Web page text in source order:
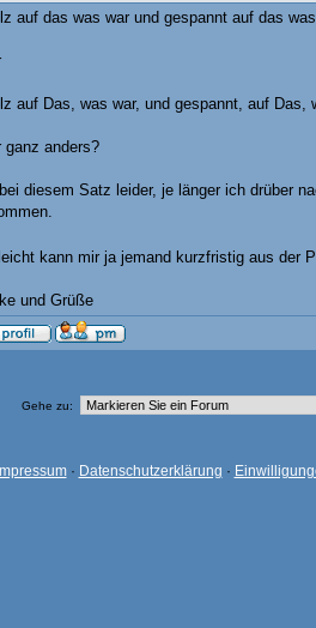
auf das was war und gespannt auf das
auf Das, was war, und gespannt, auf Das,
ganz anders?
diesem Satz leider, je länger ich drüber
kann mir ja jemand kurzfristig aus der
und Grüße
Gehe zu:
Impressum· Datenschutzerklärung ·